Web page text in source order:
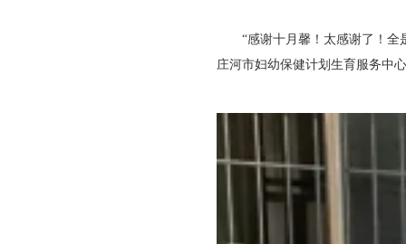
“感谢十月馨！太感谢了！全是
庄河市妇幼保健计划生育服务中